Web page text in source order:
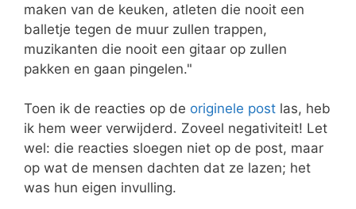
maken van de keuken, atleten die nooit een
balletje tegen de muur zullen trappen,
muzikanten die nooit een gitaar op zullen
pakken en gaan pingelen."
Toen ik de reacties op de originele post las, heb
ik hem weer verwijderd. Zoveel negativiteit! Let
wel: die reacties sloegen niet op de post, maar
op wat de mensen dachten dat ze lazen; het
was hun eigen invulling.